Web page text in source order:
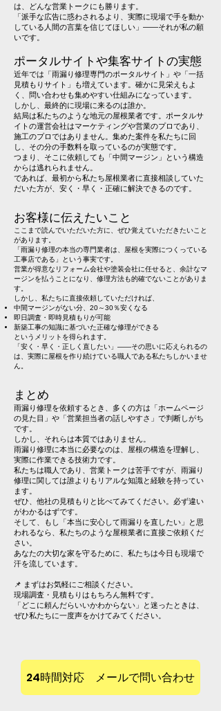
は、どんな営業トークにも勝ります。
「派手な広告に惑わされるより、実際に現場で手を動か
している人間の言葉を信じてほしい」――それが私の願
いです。
ポータルサイトや集客サイトの実態
近年では「雨漏り修理専門のポータルサイト」や「一括
見積もりサイト」も増えています。確かに見栄えもよ
く、問い合わせも集めやすい仕組みになっています。
しかし、最終的に現場に来るのは誰か。
結局は私たちのような地元の屋根業者です。ポータルサ
イトの運営会社はマーケティングや営業のプロであり、
施工のプロではありません。集めた案件を私たちに回
し、その分の手数料を取っているのが実態です。
つまり、そこに依頼しても「中間マージン」という構造
からは逃れられません。
であれば、最初から私たち屋根業者に直接相談していた
だいた方が、安く・早く・正確に解決できるのです。
お客様に伝えたいこと
ここまで読んでいただいた方に、ぜひ覚えていただきたいこと
があります。
「雨漏り修理の本当の専門業者は、屋根を実際につくっている
工事店である」という事実です。
営業が得意なリフォーム会社や塗装会社に任せると、余計なマ
ージンを払うことになり、修理方法も的確でないことがありま
す。
しかし、私たちに直接依頼していただければ、
中間マージンがない分、20～30％安くなる
即日調査・即時見積もりが可能
新築工事の知識に基づいた正確な修理ができる
というメリットを得られます。
「安く・早く・正しく直したい」――その思いに応えられるの
は、実際に屋根を作り続けている職人である私たちしかいませ
ん。
まとめ
雨漏り修理を依頼するとき、多くの方は「ホームページ
の見た目」や「営業担当者の話しやすさ」で判断しがち
です。
しかし、それらは本質ではありません。
雨漏り修理に本当に必要なのは、屋根の構造を理解し、
実際に作業できる技術力です。
私たちは職人であり、営業トークは苦手ですが、雨漏り
修理に関しては誰よりもリアルな知識と経験を持ってい
ます。
ぜひ、他社の見積もりと比べてみてください。必ず違い
がわかるはずです。
そして、もし「本当に安心して雨漏りを直したい」と思
われるなら、私たちのような屋根業者に直接ご依頼くだ
さい。
あなたの大切な家を守るために、私たちは今日も現場で
汗を流しています。
📌 まずはお気軽にご相談ください。
現場調査・見積もりはもちろん無料です。
「どこに頼んだらいいかわからない」と迷ったときは、
ぜひ私たちに一度声をかけてみてください。
24時間対応 メールで問い合わせ